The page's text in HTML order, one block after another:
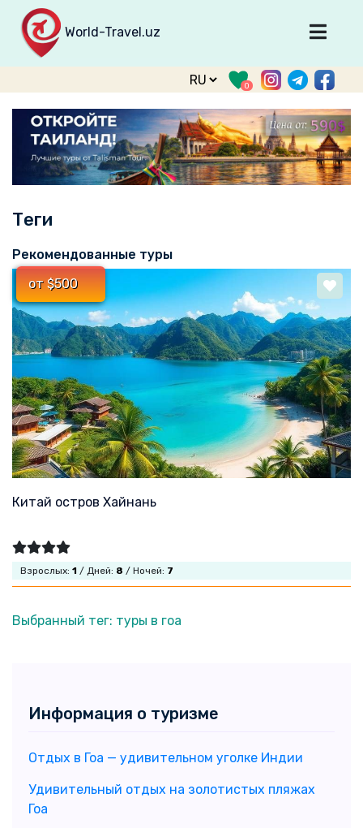
World-Travel.uz
Главная
Направления
Туры
Тур. фирмы
Табло прилета
Войти
Зарегистрироваться
support@world-travel.uz
0
Теги
Рекомендованные туры
от $500
Китай остров Хайнань
Взрослых: 1 / Дней: 8 / Ночей: 7
Выбранный тег: туры в гоа
Информация о туризме
Отдых в Гоа — удивительном уголке Индии
Удивительный отдых на золотистых пляжах
Гоа